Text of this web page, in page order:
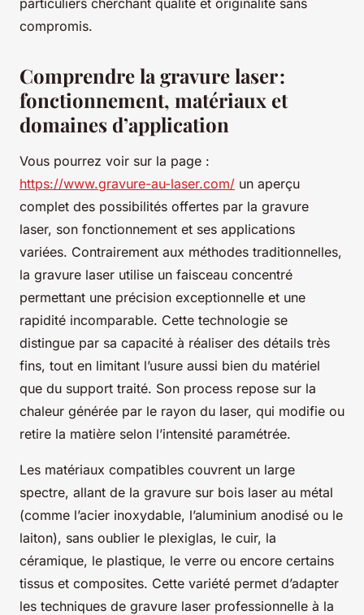
compromis.
Comprendre la gravure laser :
fonctionnement, matériaux et
domaines d’application
Vous pourrez voir sur la page :
https://www.gravure-au-laser.com/ un aperçu
complet des possibilités offertes par la gravure
laser, son fonctionnement et ses applications
variées. Contrairement aux méthodes traditionnelles,
la gravure laser utilise un faisceau concentré
permettant une précision exceptionnelle et une
rapidité incomparable. Cette technologie se
distingue par sa capacité à réaliser des détails très
fins, tout en limitant l’usure aussi bien du matériel
que du support traité. Son process repose sur la
chaleur générée par le rayon du laser, qui modifie ou
retire la matière selon l’intensité paramétrée.
Les matériaux compatibles couvrent un large
spectre, allant de la gravure sur bois laser au métal
(comme l’acier inoxydable, l’aluminium anodisé ou le
laiton), sans oublier le plexiglas, le cuir, la
céramique, le plastique, le verre ou encore certains
tissus et composites. Cette variété permet d’adapter
les techniques de gravure laser professionnelle à la